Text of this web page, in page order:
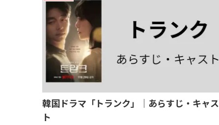
韓国ドラマ「トランク」｜あらすじ・キャス
ト